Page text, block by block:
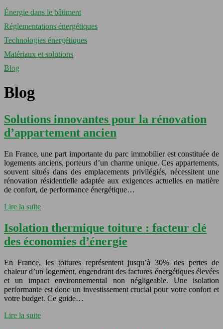
Énergie dans le bâtiment
Réglementations énergétiques
Technologies énergétiques
Matériaux et solutions
Blog
Blog
Solutions innovantes pour la rénovation
d’appartement ancien
En France, une part importante du parc immobilier est constituée de
logements anciens, porteurs d’un charme unique. Ces appartements,
souvent situés dans des emplacements privilégiés, nécessitent une
rénovation résidentielle adaptée aux exigences actuelles en matière
de confort, de performance énergétique…
Lire la suite
Isolation thermique toiture : facteur clé
des économies d’énergie
En France, les toitures représentent jusqu’à 30% des pertes de
chaleur d’un logement, engendrant des factures énergétiques élevées
et un impact environnemental non négligeable. Une isolation
performante est donc un investissement crucial pour votre confort et
votre budget. Ce guide…
Lire la suite